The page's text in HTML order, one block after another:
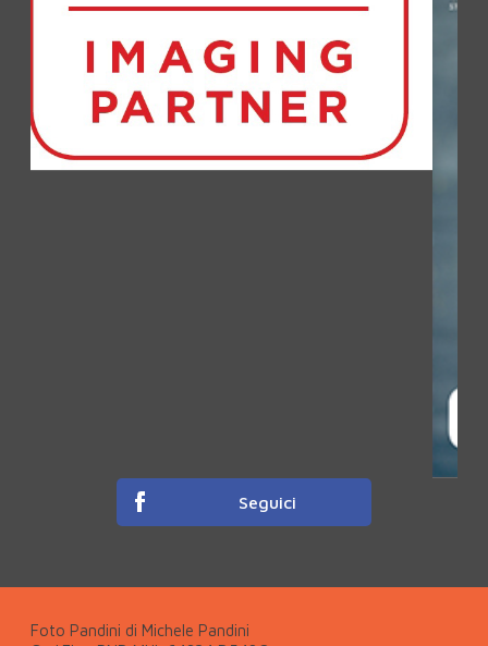
Seguici
Foto Pandini di Michele Pandini